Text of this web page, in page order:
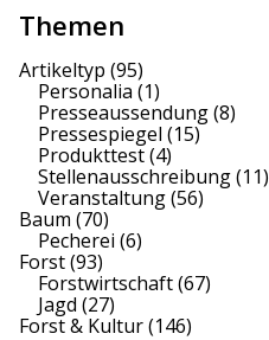
Themen
Artikeltyp (95)
Personalia (1)
Presseaussendung(8)
Pressespiegel (15)
Produkttest(4)
Stellenausschreibung(11)
Veranstaltung(56)
Baum (70)
Pecherei (6)
Forst(93)
Forstwirtschaft(67)
Jagd (27)
Forst & Kultur(146)